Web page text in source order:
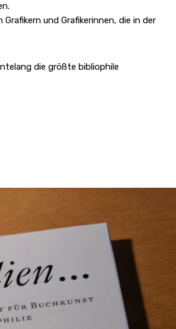
und Grafikerinnen, die in der
die größte bibliophile